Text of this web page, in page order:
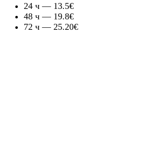
24 ч — 13.5€
48 ч — 19.8€
72 ч — 25.20€